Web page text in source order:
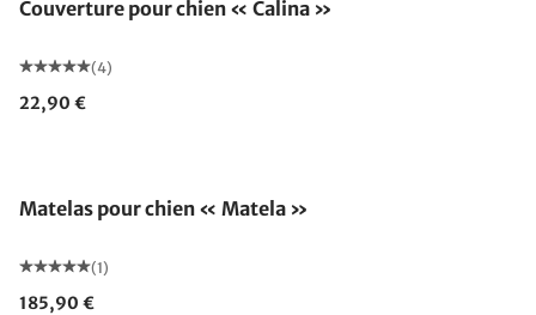
Couverture pour chien « Calina »
(4)
22,90 €
Matelas pour chien « Matela »
(1)
185,90 €